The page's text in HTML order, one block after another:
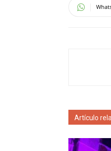
Artículo